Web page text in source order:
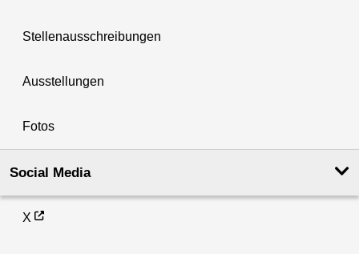
Stellenausschreibungen
Ausstellungen
Fotos
Social Media
X